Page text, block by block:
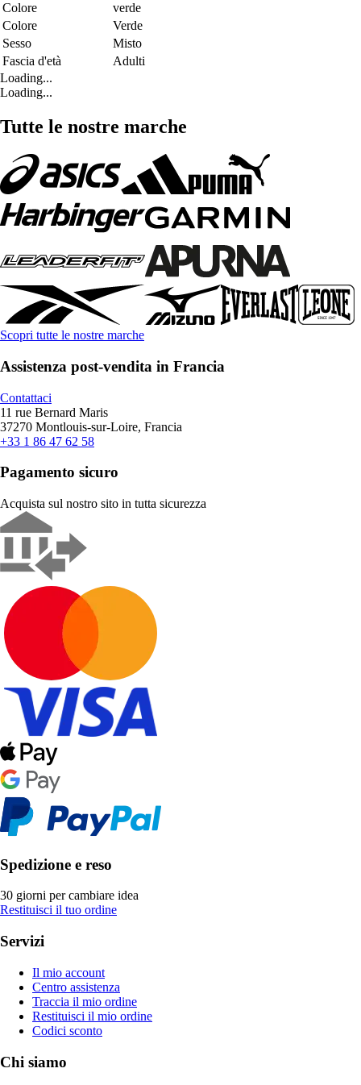
Colore
verde
Colore
Verde
Sesso
Misto
Fascia d'età
Adulti
Loading...
Loading...
Tutte le nostre marche
Scopri tutte le nostre marche
Assistenza post-vendita in Francia
Contattaci
11 rue Bernard Maris
37270 Montlouis-sur-Loire, Francia
+33 1 86 47 62 58
Pagamento sicuro
Acquista sul nostro sito in tutta sicurezza
Spedizione e reso
30 giorni per cambiare idea
Restituisci il tuo ordine
Servizi
Il mio account
Centro assistenza
Traccia il mio ordine
Restituisci il mio ordine
Codici sconto
Chi siamo